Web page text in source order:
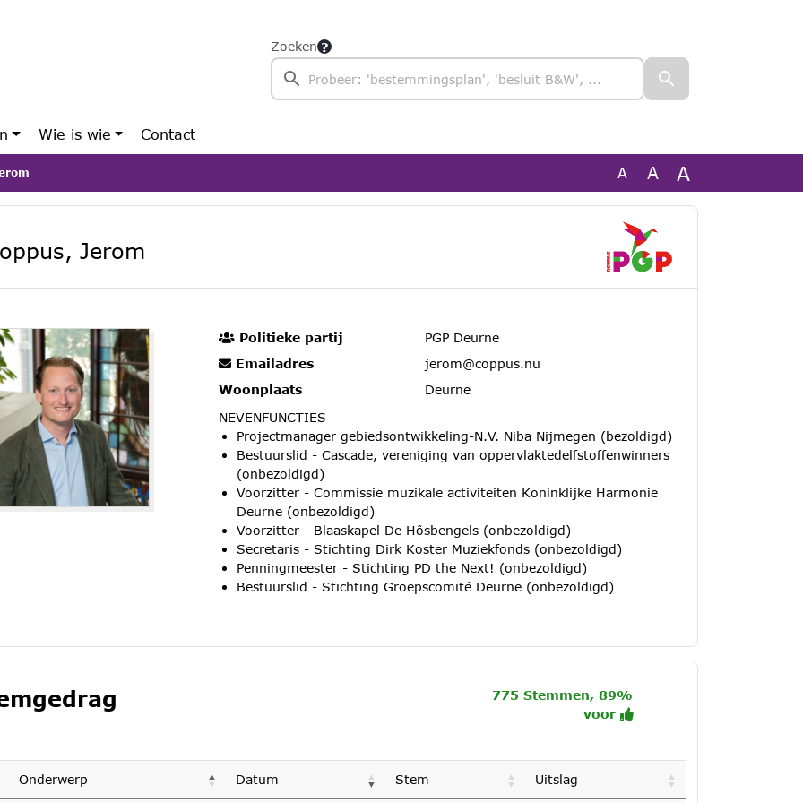
Zoeken
Wie is wie Contact
A A A
Jerom
Politieke partij
PGP Deurne
Emailadres
jerom@coppus.nu
Woonplaats
Deurne
NEVENFUNCTIES
Projectmanager gebiedsontwikkeling-N.V. Niba Nijmegen (bezoldigd)
Bestuurslid - Cascade, vereniging van oppervlaktedelfstoffenwinners
(onbezoldigd)
Voorzitter - Commissie muzikale activiteiten Koninklijke Harmonie
Deurne (onbezoldigd)
Voorzitter - Blaaskapel De Hôsbengels (onbezoldigd)
Secretaris - Stichting Dirk Koster Muziekfonds (onbezoldigd)
Penningmeester - Stichting PD the Next! (onbezoldigd)
Bestuurslid - Stichting Groepscomité Deurne (onbezoldigd)
775 Stemmen, 89%
voor
Onderwerp Datum Stem Uitslag